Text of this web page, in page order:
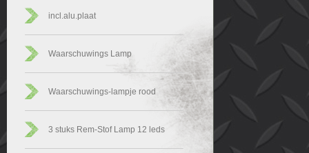
incl.alu.plaat
Waarschuwings Lamp
Waarschuwings-lampje rood
3 stuks Rem-Stof Lamp 12 leds